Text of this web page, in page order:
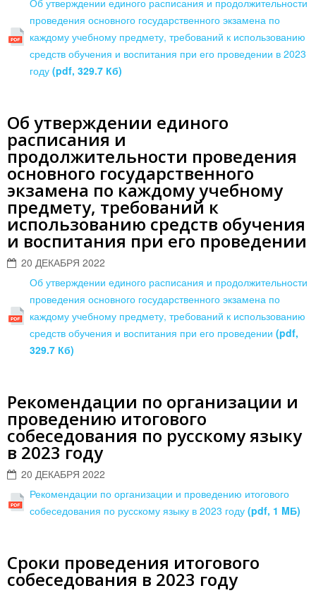
Об утверждении единого расписания и продолжительности
проведения основного государственного экзамена по
каждому учебному предмету, требований к использованию
средств обучения и воспитания при его проведении в 2023
году (pdf, 329.7 Кб)
Об утверждении единого
расписания и
продолжительности проведения
основного государственного
экзамена по каждому учебному
предмету, требований к
использованию средств обучения
и воспитания при его проведении
20 ДЕКАБРЯ 2022
Об утверждении единого расписания и продолжительности
проведения основного государственного экзамена по
каждому учебному предмету, требований к использованию
средств обучения и воспитания при его проведении (pdf,
329.7 Кб)
Рекомендации по организации и
проведению итогового
собеседования по русскому языку
в 2023 году
20 ДЕКАБРЯ 2022
Рекомендации по организации и проведению итогового
собеседования по русскому языку в 2023 году (pdf, 1 MБ)
Сроки проведения итогового
собеседования в 2023 году